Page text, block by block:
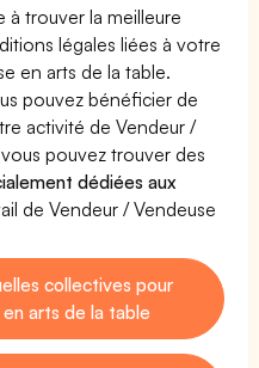
à trouver la meilleure
légales liées à votre
en arts de la table.
pouvez bénéficier de
activité de Vendeur /
pouvez trouver des
dédiées aux
de Vendeur / Vendeuse
collectives pour
arts de la table